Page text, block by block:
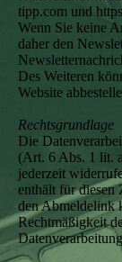
tipp.com und
Wenn Sie keine
daher den
Des Weiteren
Website
Rechtsgrundlage
Die
(Art. 6 Abs. 1 lit.
jederzeit
enthält für
den Abmeldelink
Rechtmäßigkeit